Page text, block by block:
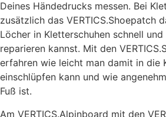
Deines Händedrucks messen. Bei
zusätzlich das VERTICS.Shoepatch
Löcher in Kletterschuhen schnell
reparieren kannst. Mit den
erfahren wie leicht man damit in die
einschlüpfen kann und wie
Fuß ist.
Am VERTICS.Alpinboard mit den